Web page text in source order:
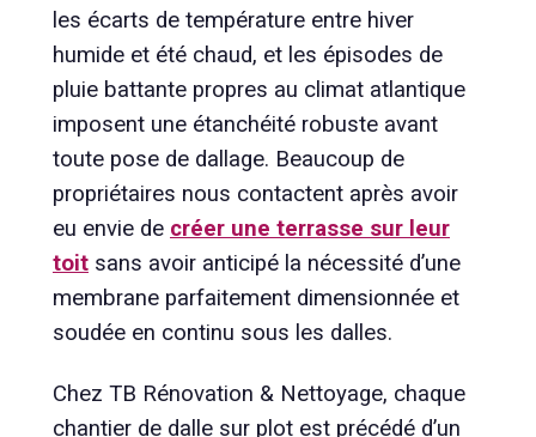
les écarts de température entre hiver
humide et été chaud, et les épisodes de
pluie battante propres au climat atlantique
imposent une étanchéité robuste avant
toute pose de dallage. Beaucoup de
propriétaires nous contactent après avoir
eu envie de créer une terrasse sur leur
toit sans avoir anticipé la nécessité d’une
membrane parfaitement dimensionnée et
soudée en continu sous les dalles.
Chez TB Rénovation & Nettoyage, chaque
chantier de dalle sur plot est précédé d’un